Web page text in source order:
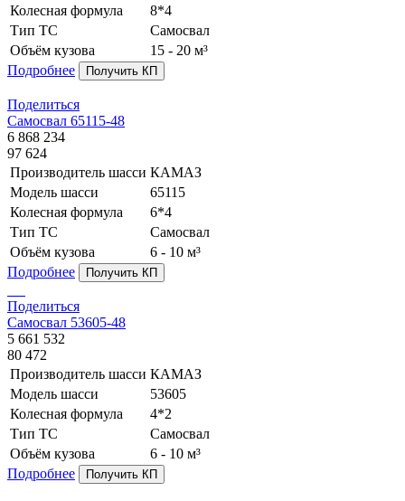
Колесная формула
8*4
Тип ТС
Самосвал
Объём кузова
15 - 20 м³
Подробнее
Получить КП
Поделиться
Самосвал 65115-48
6 868 234
97 624
Производитель шасси КАМАЗ
Модель шасси
65115
Колесная формула
6*4
Тип ТС
Самосвал
Объём кузова
6 - 10 м³
Подробнее
Получить КП
Поделиться
Самосвал 53605-48
5 661 532
80 472
Производитель шасси КАМАЗ
Модель шасси
53605
Колесная формула
4*2
Тип ТС
Самосвал
Объём кузова
6 - 10 м³
Подробнее
Получить КП